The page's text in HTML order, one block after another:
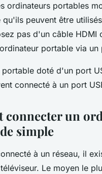
ordinateurs portables
peuvent être
pas d'un câble HDMI
portable via un
doté d'un port
connecté à un port
connecter un
simple
à un réseau, il
Le moyen le